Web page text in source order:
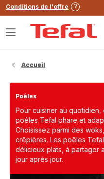
Conditions de l'offre
Ouvrir
Accueil
Poêles
Pour cuisiner au
poêles Tefal phare et
Choisissez parmi des
crêpières. Les poêles
délicieux plats, à partager
jour après jour.